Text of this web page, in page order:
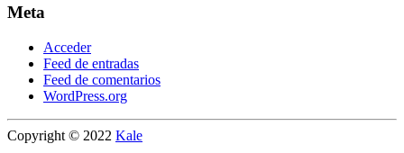
Meta
Acceder
Feed de entradas
Feed de comentarios
WordPress.org
Copyright © 2022 Kale